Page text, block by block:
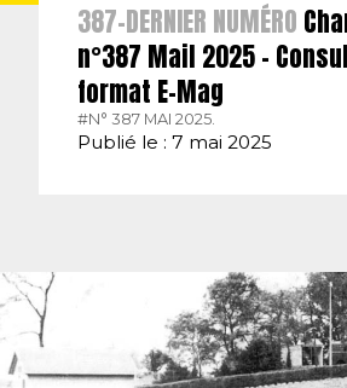
387-DERNIER NUMÉRO
n°387 Mail 2025 –
format E-Mag
#N° 387 MAI 2025.
Publié le : 7 mai 2025